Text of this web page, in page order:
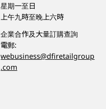
星期一至日
上午九時至晚上六時
企業合作及大量訂購查詢
電郵:
webusiness@dfiretailgroup
.com